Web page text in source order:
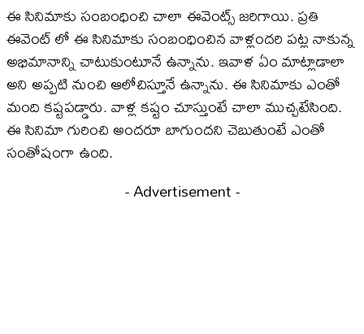
ఈ సినిమాకు సంబంధించి చాలా ఈవెంట్స్ జరిగాయి. ప్రతి
ఈవెంట్ లో ఈ సినిమాకు సంబంధించిన వాళ్లందరి పట్ల నాకున్న
అభిమానాన్ని చాటుకుంటూనే ఉన్నాను. ఇవాళ ఏం మాట్లాడాలా
అని అప్పటి నుంచి ఆలోచిస్తూనే ఉన్నాను. ఈ సినిమాకు ఎంతో
మంది కష్టపడ్డారు. వాళ్ల కష్టం చూస్తుంటే చాలా ముచ్చటేసింది.
ఈ సినిమా గురించి అందరూ బాగుందని చెబుతుంటే ఎంతో
సంతోషంగా ఉంది.
- Advertisement -